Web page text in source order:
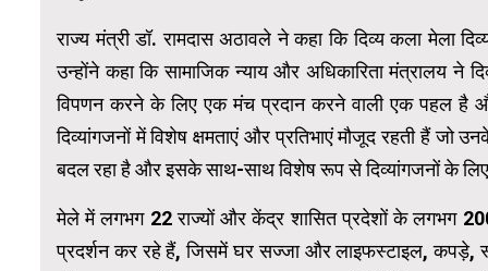
राज्य मंत्री डॉ. रामदास अठावले ने कहा कि दिव्य कला मेला
उन्होंने कहा कि सामाजिक न्याय और अधिकारिता मंत्रालय ने
विपणन करने के लिए एक मंच प्रदान करने वाली एक पहल है
दिव्यांगजनों में विशेष क्षमताएं और प्रतिभाएं मौजूद रहती हैं
बदल रहा है और इसके साथ-साथ विशेष रूप से दिव्यांगजनों के
मेले में लगभग 22 राज्यों और केंद्र शासित प्रदेशों के लगभग
प्रदर्शन कर रहे हैं, जिसमें घर सज्जा और लाइफस्टाइल, कपड़े,